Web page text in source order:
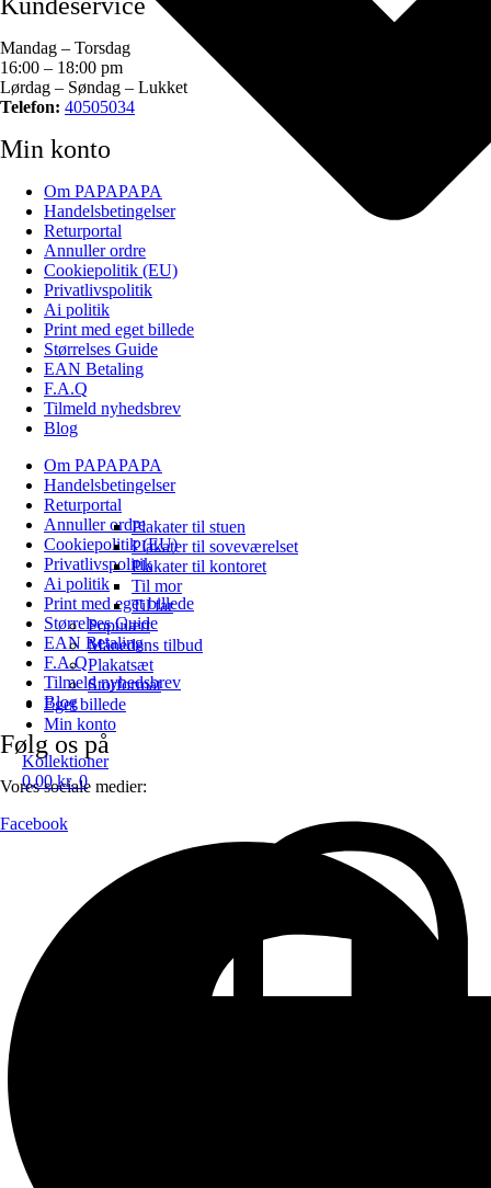
Plakater til stuen
Plakater til soveværelset
Plakater til kontoret
Til mor
Til far
Populært
Månedens tilbud
Plakatsæt
Storformat
Eget billede
Min konto
Kollektioner
0,00kr. 0
Mandag – Torsdag
16:00 – 18:00 pm
Lørdag – Søndag – Lukket
Telefon: 40505034
Min konto
Om PAPAPAPA
Handelsbetingelser
Returportal
Annuller ordre
Cookiepolitik (EU)
Privatlivspolitik
Ai politik
Print med eget billede
Størrelses Guide
EAN Betaling
F.A.Q
Tilmeld nyhedsbrev
Blog
Om PAPAPAPA
Handelsbetingelser
Returportal
Annuller ordre
Cookiepolitik (EU)
Privatlivspolitik
Ai politik
Print med eget billede
Størrelses Guide
EAN Betaling
F.A.Q
Tilmeld nyhedsbrev
Blog
Følg os på
Vores sociale medier:
Facebook